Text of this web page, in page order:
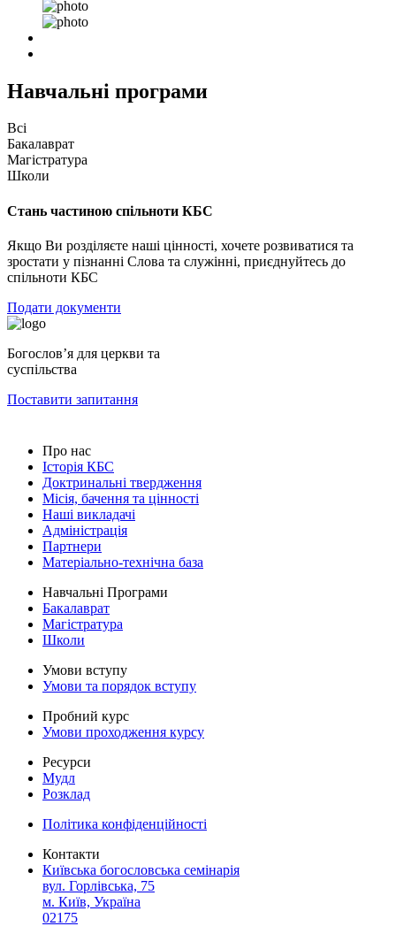
Навчальні програми
Всі
Бакалаврат
Магістратура
Школи
Стань частиною спільноти КБС
Якщо Ви розділяєте наші цінності, хочете розвиватися та
зростати у пізнанні Слова та служінні, приєднуйтесь до
спільноти КБС
Подати документи
Богословʼя для церкви та
суспільства
Поставити запитання
Про нас
Історія КБС
Доктринальні твердження
Місія, бачення та цінності
Наші викладачі
Адміністрація
Партнери
Матеріально-технічна база
Навчальні Програми
Бакалаврат
Магістратура
Школи
Умови вступу
Умови та порядок вступу
Пробний курс
Умови проходження курсу
Ресурси
Мудл
Розклад
Політика конфіденційності
Контакти
Київська богословська семінарія
вул. Горлівська, 75
м. Київ, Україна
02175